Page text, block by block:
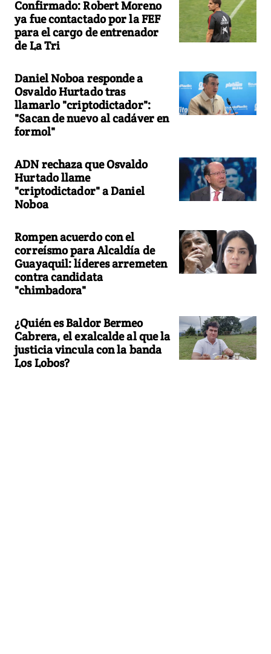
Confirmado: Robert Moreno
ya fue contactado por la FEF
para el cargo de entrenador
de La Tri
Daniel Noboa responde a
Osvaldo Hurtado tras
llamarlo "criptodictador":
"Sacan de nuevo al cadáver en
formol"
ADN rechaza que Osvaldo
Hurtado llame
"criptodictador" a Daniel
Noboa
Rompen acuerdo con el
correísmo para Alcaldía de
Guayaquil: líderes arremeten
contra candidata
"chimbadora"
¿Quién es Baldor Bermeo
Cabrera, el exalcalde al que la
justicia vincula con la banda
Los Lobos?